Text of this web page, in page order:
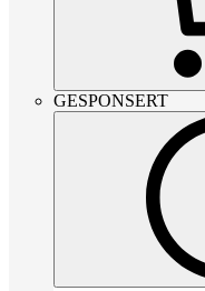
GESPONSERT